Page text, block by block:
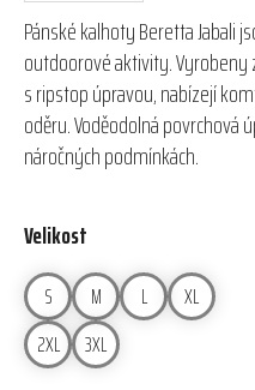
Pánské kalhoty Beretta Jabali
outdoorové aktivity.
s ripstop úpravou, nabízejí
oděru. Voděodolná povrchová
náročných podmínkách.
Velikost
S M L
XL
2XL
3XL